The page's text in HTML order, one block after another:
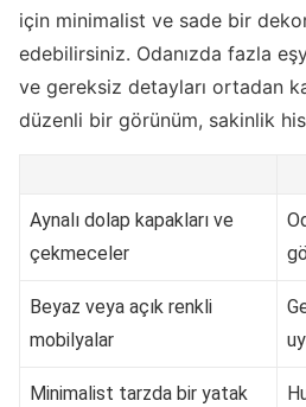
için minimalist ve sade bir
edebilirsiniz. Odanızda fazla
ve gereksiz detayları ortadan
düzenli bir görünüm, sakinlik
Aynalı dolap kapakları ve
çekmeceler
Beyaz veya açık renkli
mobilyalar
Minimalist tarzda bir yatak